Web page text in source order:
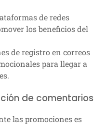
de redes
los beneficios del
de registro en correos
para llegar a
de comentarios
las promociones es